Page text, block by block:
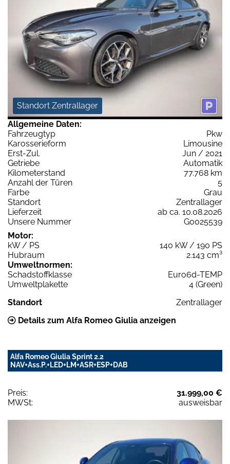
Standort Zentrallager
Allgemeine Daten:
Fahrzeugtyp
Pkw
Karosserieform
Limousine
Erst-Zul.
Jun / 2021
Getriebe
Automatik
Kilometerstand
77.768 km
Anzahl der Türen
5
Farbe
Grau
Standort
Zentrallager
Lieferzeit
ab ca. 10.08.2026
Unsere Nummer
G0025539
Motor:
kW / PS
140 kW / 190 PS
Hubraum
2.143 cm³
Umweltnormen:
Schadstoffklasse
Euro6d-TEMP
Umweltplakette
4 (Green)
Standort
Zentrallager
Details zum Alfa Romeo Giulia anzeigen
Alfa Romeo Giulia Sprint 2.2
NAV+Ass.P.+LED+LM+ASR+ESP+DAB
Preis:
31.999,00 €
MWSt:
ausweisbar